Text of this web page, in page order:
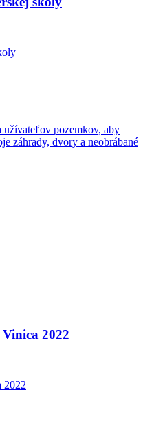
pozemkov, aby
záhrady, dvory a neobrábané
2022
2022